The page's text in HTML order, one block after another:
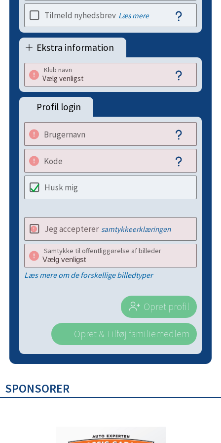
Tilmeld nyhedsbrev Læs mere
Ekstra information
Klub navn
Profil login
Brugernavn
Kode
Husk mig
Jeg accepterer samtykkeerklæringen
Samtykke til offentliggørelse af billeder
Læs mere om de forskellige billedtyper
Opret profil
Opret & Tilføj familiemedlem
SPONSORER